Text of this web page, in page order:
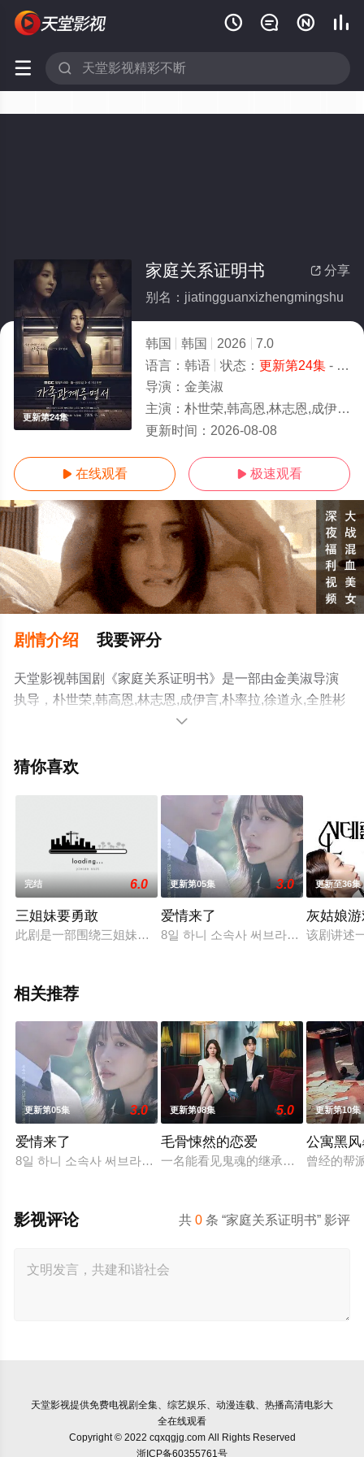
   
 
更新第24集
 分享
家庭关系证明书
别名：jiatingguanxizhengmingshu
韩国 韩国 2026
7.0
语言： 韩语 状态： 更新第24集- 免费在线观看
导演： 金美淑
主演： 朴世荣,韩高恩,林志恩,成伊言,朴率拉,徐道永,全胜彬
更新时间： 2026-08-08
 在线观看  极速观看
剧情介绍 我要评分
天堂影视韩国剧《家庭关系证明书》是一部由金美淑导演
执导，朴世荣,韩高恩,林志恩,成伊言,朴率拉,徐道永,全胜彬
等明星演员精彩演绎的韩国电视剧，手机免费观看高清无
移步至豆瓣电视剧、电视猫或剧情网等平台了解。

猜你喜欢
完结 6.0
三姐妹要勇敢
此剧是一部围绕三姐妹展开，讲述她们的人生和爱情的明朗家
更新第05集 3.0
爱情来了
8일 하니 소속사 써브라임 측은
更新至36集
灰姑娘
该剧讲述
相关推荐
更新第05集 3.0
爱情来了
8일 하니 소속사 써브라임 측은 OSEN에 “하니가 KBS2 새 주말
更新第08集 5.0
毛骨悚然的恋爱
一名能看见鬼魂的继承人与一名王牌
更新第10集
公寓黑
曾经的帮
共0 条 “家庭关系证明书” 影评
影视评论
天堂影视提供免费电视剧全集、综艺娱乐、动漫连载、热播高清电影大
全在线观看
Copyright © 2022 cqxqgjg.com All Rights Reserved
浙ICP备60355761号